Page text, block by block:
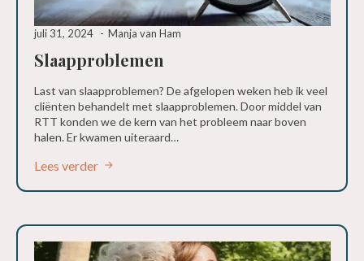
Slaapproblemen
juli 31, 2024 Manja van Ham
Last van slaapproblemen? De afgelopen weken heb ik veel
cliënten behandelt met slaapproblemen. Door middel van
RTT konden we de kern van het probleem naar boven
halen. Er kwamen uiteraard…
Lees verder